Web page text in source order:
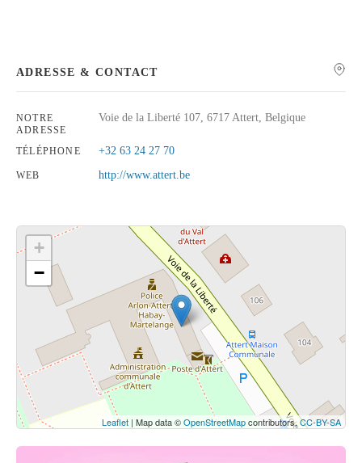
Rechercher
ADRESSE & CONTACT
NOTRE
ADRESSE
Voie de la Liberté 107, 6717 Attert, Belgique
TÉLÉPHONE +32 63 24 27 70
WEB http://www.attert.be
Cliquez sur le bouton pour afficher la carte.
Voir la carte
+
−
Leaflet | Map data ©OpenStreetMapcontributors, CC-BY-SA